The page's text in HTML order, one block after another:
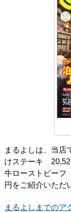
まるよしは、当店
けステーキ
牛ローストビー
円をご紹介いただ
まるよしまでのア